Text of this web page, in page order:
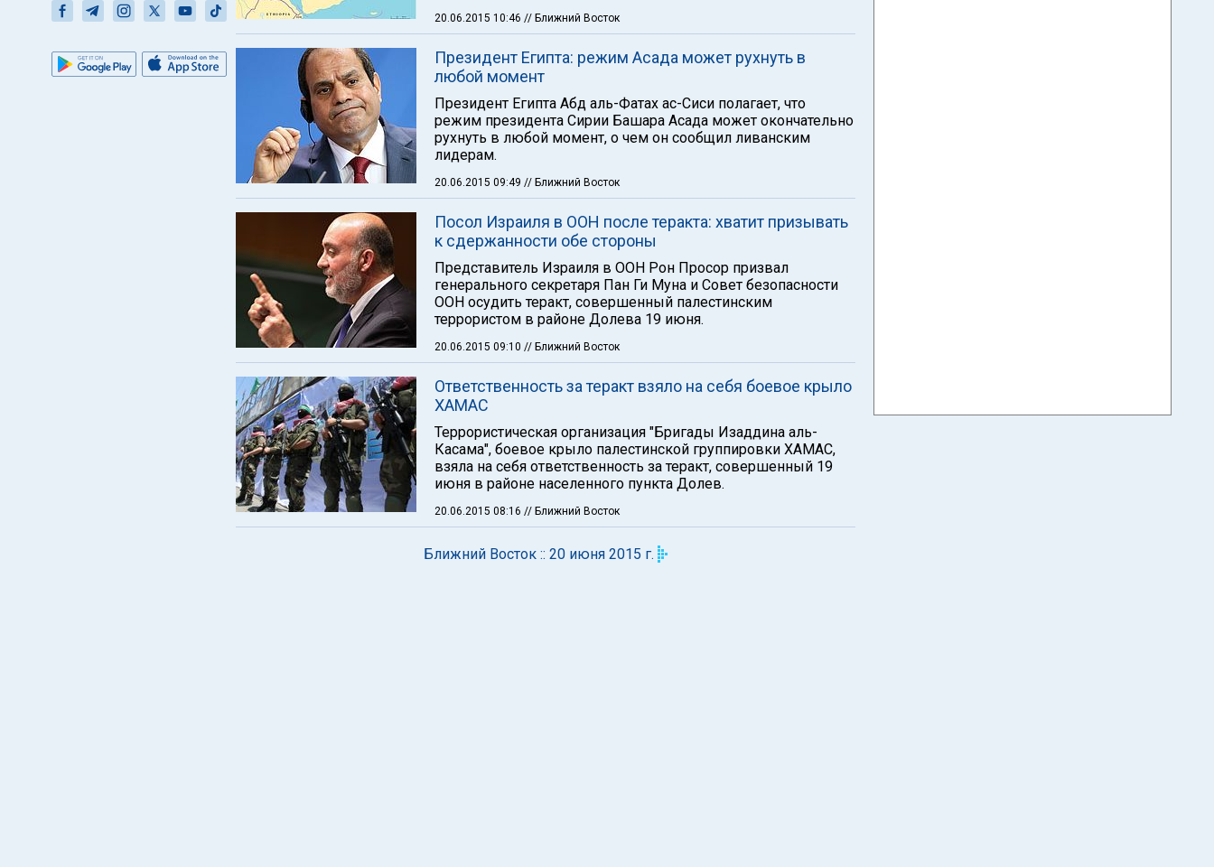
20.06.2015 10:46 // Ближний Восток
Президент Египта: режим Асада может рухнуть в
любой момент
Президент Египта Абд аль-Фатах ас-Сиси полагает, что
режим президента Сирии Башара Асада может окончательно
рухнуть в любой момент, о чем он сообщил ливанским
лидерам.
20.06.2015 09:49 // Ближний Восток
Посол Израиля в ООН после теракта: хватит призывать
к сдержанности обе стороны
Представитель Израиля в ООН Рон Просор призвал
генерального секретаря Пан Ги Муна и Совет безопасности
ООН осудить теракт, совершенный палестинским
террористом в районе Долева 19 июня.
20.06.2015 09:10 // Ближний Восток
Ответственность за теракт взяло на себя боевое крыло
ХАМАС
Террористическая организация "Бригады Изаддина аль-
Касама", боевое крыло палестинской группировки ХАМАС,
взяла на себя ответственность за теракт, совершенный 19
июня в районе населенного пункта Долев.
20.06.2015 08:16 // Ближний Восток
Ближний Восток :: 20 июня 2015 г.